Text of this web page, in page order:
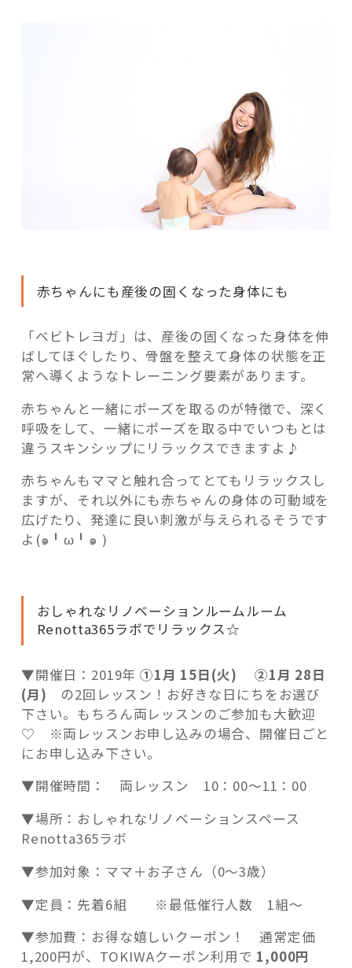
赤ちゃんにも産後の固くなった身体にも
「ベビトレヨガ」は、産後の固くなった身体を伸
ばしてほぐしたり、骨盤を整えて身体の状態を正
常へ導くようなトレーニング要素があります。
赤ちゃんと一緒にポーズを取るのが特徴で、深く
呼吸をして、一緒にポーズを取る中でいつもとは
違うスキンシップにリラックスできますよ♪
赤ちゃんもママと触れ合ってとてもリラックスし
ますが、それ以外にも赤ちゃんの身体の可動域を
広げたり、発達に良い刺激が与えられるそうです
よ(๑╹ω╹๑ )
おしゃれなリノベーションルームルーム
Renotta365ラボでリラックス☆
▼開催日：2019年①1月 15日(火) ②1月 28日
(月) の2回レッスン！お好きな日にちをお選び
下さい。もちろん両レッスンのご参加も大歓迎
♡ ※両レッスンお申し込みの場合、開催日ごと
にお申し込み下さい。
▼開催時間： 両レッスン 10：00～11：00
▼場所：おしゃれなリノベーションスペース
Renotta365ラボ
▼参加対象：ママ＋お子さん（0～3歳）
▼定員：先着6組 ※最低催行人数 1組～
▼参加費：お得な嬉しいクーポン！ 通常定価
1,200円が、TOKIWAクーポン利用で 1,000円